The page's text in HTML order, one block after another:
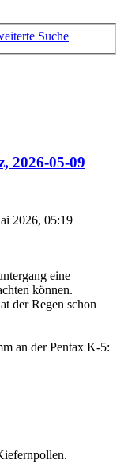
Suche
2026-05-09
2026, 05:19
eine
können.
der Regen schon
an der Pentax K-5: